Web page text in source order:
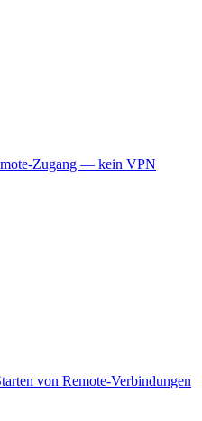
Zugang — kein VPN
von Remote-Verbindungen